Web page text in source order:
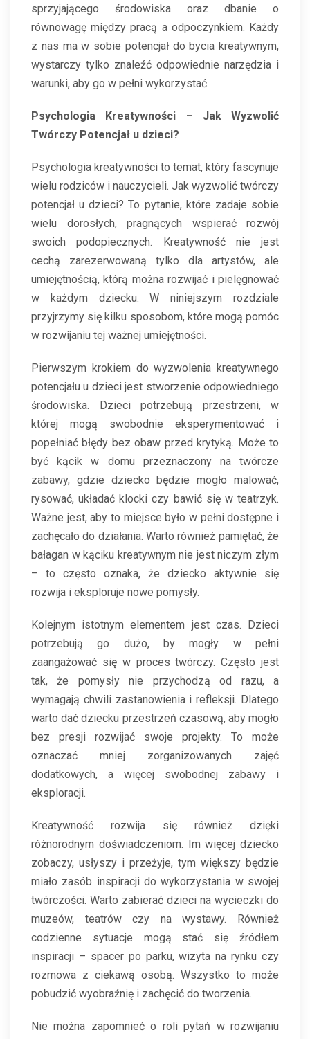
sprzyjającego środowiska oraz dbanie o
równowagę między pracą a odpoczynkiem. Każdy
z nas ma w sobie potencjał do bycia kreatywnym,
wystarczy tylko znaleźć odpowiednie narzędzia i
warunki, aby go w pełni wykorzystać.
Psychologia Kreatywności – Jak Wyzwolić
Twórczy Potencjał u dzieci?
Psychologia kreatywności to temat, który fascynuje
wielu rodziców i nauczycieli. Jak wyzwolić twórczy
potencjał u dzieci? To pytanie, które zadaje sobie
wielu dorosłych, pragnących wspierać rozwój
swoich podopiecznych. Kreatywność nie jest
cechą zarezerwowaną tylko dla artystów, ale
umiejętnością, którą można rozwijać i pielęgnować
w każdym dziecku. W niniejszym rozdziale
przyjrzymy się kilku sposobom, które mogą pomóc
w rozwijaniu tej ważnej umiejętności.
Pierwszym krokiem do wyzwolenia kreatywnego
potencjału u dzieci jest stworzenie odpowiedniego
środowiska. Dzieci potrzebują przestrzeni, w
której mogą swobodnie eksperymentować i
popełniać błędy bez obaw przed krytyką. Może to
być kącik w domu przeznaczony na twórcze
zabawy, gdzie dziecko będzie mogło malować,
rysować, układać klocki czy bawić się w teatrzyk.
Ważne jest, aby to miejsce było w pełni dostępne i
zachęcało do działania. Warto również pamiętać, że
bałagan w kąciku kreatywnym nie jest niczym złym
– to często oznaka, że dziecko aktywnie się
rozwija i eksploruje nowe pomysły.
Kolejnym istotnym elementem jest czas. Dzieci
potrzebują go dużo, by mogły w pełni
zaangażować się w proces twórczy. Często jest
tak, że pomysły nie przychodzą od razu, a
wymagają chwili zastanowienia i refleksji. Dlatego
warto dać dziecku przestrzeń czasową, aby mogło
bez presji rozwijać swoje projekty. To może
oznaczać mniej zorganizowanych zajęć
dodatkowych, a więcej swobodnej zabawy i
eksploracji.
Kreatywność rozwija się również dzięki
różnorodnym doświadczeniom. Im więcej dziecko
zobaczy, usłyszy i przeżyje, tym większy będzie
miało zasób inspiracji do wykorzystania w swojej
twórczości. Warto zabierać dzieci na wycieczki do
muzeów, teatrów czy na wystawy. Również
codzienne sytuacje mogą stać się źródłem
inspiracji – spacer po parku, wizyta na rynku czy
rozmowa z ciekawą osobą. Wszystko to może
pobudzić wyobraźnię i zachęcić do tworzenia.
Nie można zapomnieć o roli pytań w rozwijaniu